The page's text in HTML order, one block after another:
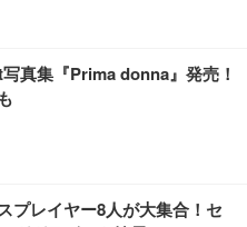
回転 キャスター付き コンパク
ンチ 1ms FHD 量子ドット 残
真集『Prima donna』発売！
プレイヤー8人が大集合！セ